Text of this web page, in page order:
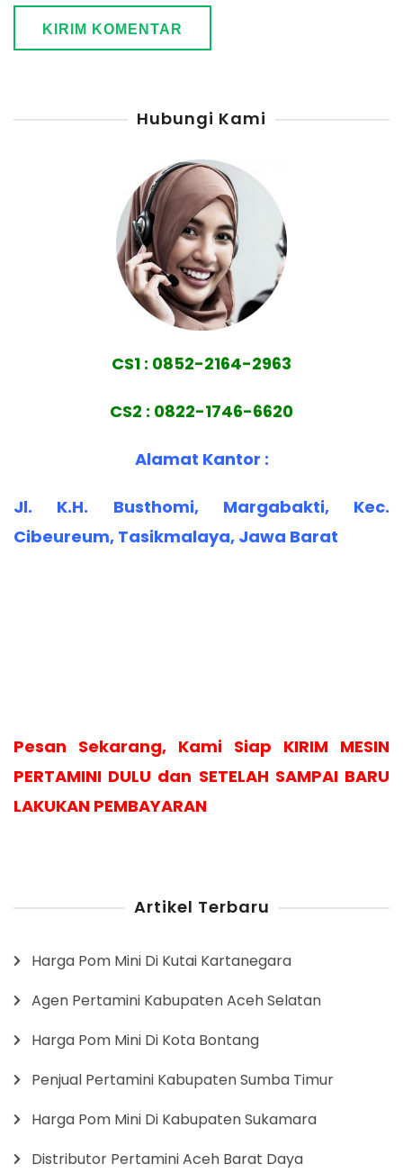
Hubungi Kami
CS1 : 0852-2164-2963
CS2 : 0822-1746-6620
Alamat Kantor :
Jl. K.H. Busthomi, Margabakti, Kec.
Cibeureum, Tasikmalaya, Jawa Barat
Pesan Sekarang, Kami Siap KIRIM MESIN
PERTAMINI DULU dan SETELAH SAMPAI BARU
LAKUKAN PEMBAYARAN
Artikel Terbaru
Harga Pom Mini Di Kutai Kartanegara
Agen Pertamini Kabupaten Aceh Selatan
Harga Pom Mini Di Kota Bontang
Penjual Pertamini Kabupaten Sumba Timur
Harga Pom Mini Di Kabupaten Sukamara
Distributor Pertamini Aceh Barat Daya